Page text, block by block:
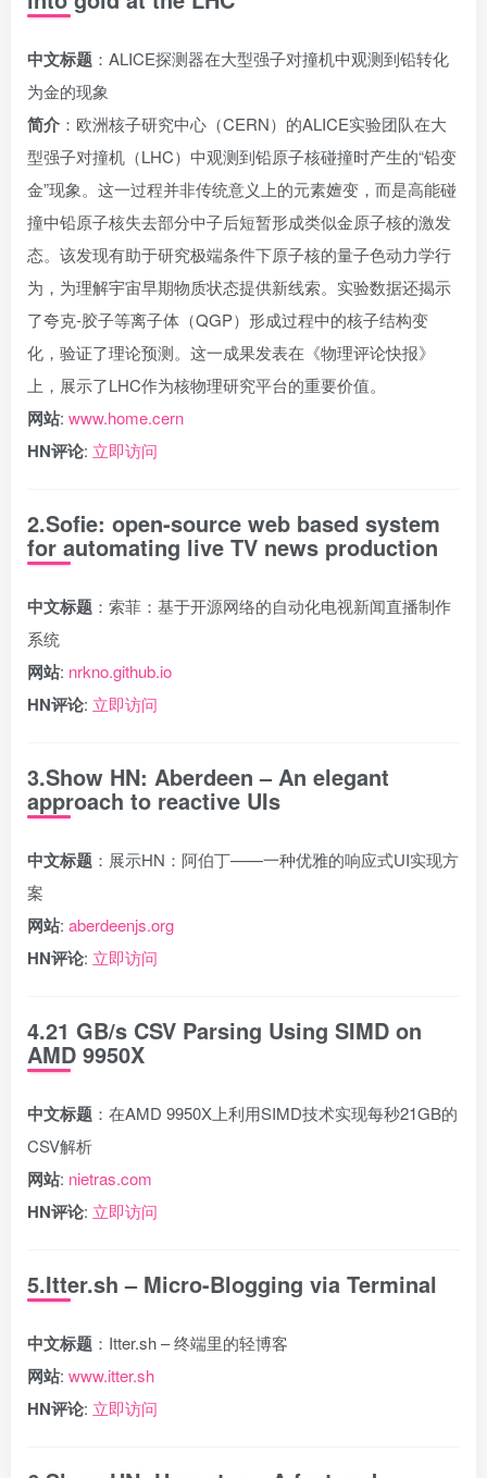
中文标题 ：ALICE探测器在大型强子对撞机中观测到铅转化
为金的现象
简介 ：欧洲核子研究中心（CERN）的ALICE实验团队在大
型强子对撞机（LHC）中观测到铅原子核碰撞时产生的“铅变
金”现象。这一过程并非传统意义上的元素嬗变，而是高能碰
撞中铅原子核失去部分中子后短暂形成类似金原子核的激发
态。该发现有助于研究极端条件下原子核的量子色动力学行
为，为理解宇宙早期物质状态提供新线索。实验数据还揭示
了夸克-胶子等离子体（QGP）形成过程中的核子结构变
化，验证了理论预测。这一成果发表在《物理评论快报》
上，展示了LHC作为核物理研究平台的重要价值。
网站: www.home.cern
HN评论: 立即访问
2.Sofie: open-source web based system
for automating live TV news production
中文标题 ：索菲：基于开源网络的自动化电视新闻直播制作
系统
网站: nrkno.github.io
HN评论: 立即访问
3.Show HN: Aberdeen – An elegant
approach to reactive UIs
中文标题 ：展示HN：阿伯丁——一种优雅的响应式UI实现方
案
网站: aberdeenjs.org
HN评论: 立即访问
4.21 GB/s CSV Parsing Using SIMD on
AMD 9950X
中文标题 ：在AMD 9950X上利用SIMD技术实现每秒21GB的
CSV解析
网站: nietras.com
HN评论: 立即访问
5.Itter.sh – Micro-Blogging via Terminal
中文标题 ：Itter.sh – 终端里的轻博客
网站: www.itter.sh
HN评论: 立即访问